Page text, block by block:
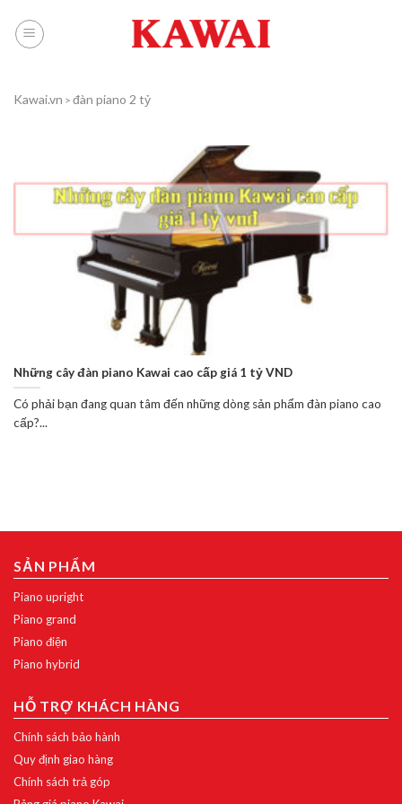
Kawai.vn > đàn piano 2 tỷ
Những cây đàn piano Kawai cao cấp giá 1 tỷ VND
Có phải bạn đang quan tâm đến những dòng sản phẩm đàn piano cao
cấp?...
SẢN PHẨM
Piano upright
Piano grand
Piano điện
Piano hybrid
HỖ TRỢ KHÁCH HÀNG
Chính sách bảo hành
Quy định giao hàng
Chính sách trả góp